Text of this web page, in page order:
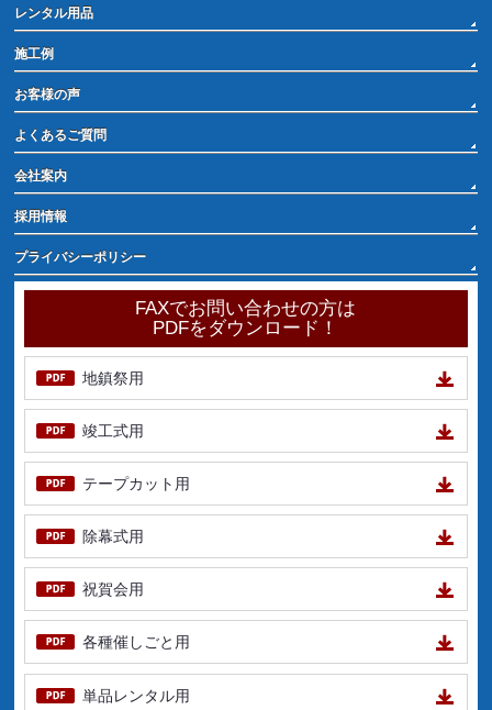
レンタル用品
施工例
お客様の声
よくあるご質問
会社案内
採用情報
プライバシーポリシー
FAXでお問い合わせの方は
PDFをダウンロード！
地鎮祭用
竣工式用
テープカット用
除幕式用
祝賀会用
各種催しごと用
単品レンタル用